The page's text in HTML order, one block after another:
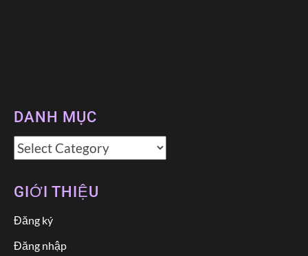
DANH MỤC
Danh
GIỚI THIỆU
Đăng ký
Đăng nhập